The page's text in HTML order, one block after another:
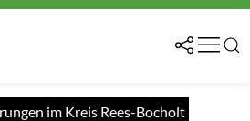
im Kreis Rees-Bocholt